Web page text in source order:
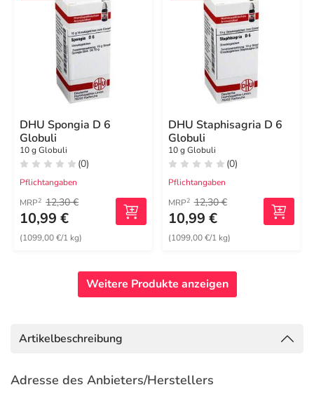
DHU Spongia D 6
Globuli
10 g Globuli
(0)
Pflichtangaben
MRP2 12,30 €
10,99 €
(1099,00 €/1 kg)
DHU Staphisagria D 6
Globuli
10 g Globuli
(0)
Pflichtangaben
MRP2 12,30 €
10,99 €
(1099,00 €/1 kg)
Weitere Produkte anzeigen
Artikelbeschreibung
Adresse des Anbieters/Herstellers